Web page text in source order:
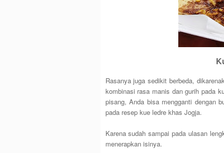
Rasanya juga sedikit berbeda,
kombinasi rasa manis dan gurih pada
pisang, Anda bisa mengganti dengan
pada resep kue ledre khas Jogja.
Karena sudah sampai pada ulasan
menerapkan isinya.